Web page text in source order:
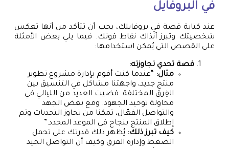
في البروفايل
عند كتابة قصة في بروفايلك، يجب أن تتأكد من أنها تعكس
شخصيتك وتبرز آنًذاك نقاط قوتك. فيما يلي بعض الأمثلة
على القصص التي يُمكن استخدامها:
قصة تحدي تجاوزته:
مثال:
“عندما كنت أقوم بإدارة مشروع تطوير
منتج جديد، واجهتنا مشاكل في التنسيق بين
الفِرق المختلفة. قضيت العديد من الليالي في
محاولة توحيد الجهود. ومع بعض الجهد
والتواصل الفعّال، تمكنا من تجاوز التحديات وتم
إطلاق المنتج بنجاح في الموعد المحدد.”
كيف تبرز ذلك: يُظهر ذلك قدرتك على تحمل
الضغط وإدارة الفرق وكيف أن التواصل الجيد